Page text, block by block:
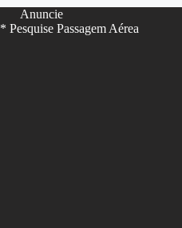
Anuncie
* Pesquise Passagem Aérea